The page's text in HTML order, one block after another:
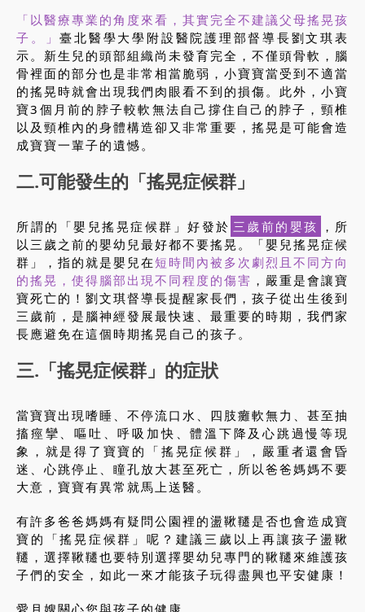
「以醫療專業的角度來看，其實完全不建議父母搖晃孩
子。」臺北醫學大學附設醫院護理部督導長劉文琪表
示。新生兒的頭部組織尚未發育完全，不僅頭骨軟，腦
骨裡面的部分也是非常相當脆弱，小寶寶當受到不適當
的搖晃時就會出現我們肉眼看不到的損傷。此外，小寶
寶3個月前的脖子較軟無法自己撐住自己的脖子，頸椎
以及頸椎內的身體構造卻又非常重要，搖晃是可能會造
成寶寶一輩子的遺憾。
二.可能發生的「搖晃症候群」
所謂的「嬰兒搖晃症候群」好發於 三歲前的嬰孩 ，所
以三歲之前的嬰幼兒最好都不要搖晃。「嬰兒搖晃症候
群」，指的就是嬰兒在短時間內被多次劇烈且不同方向
的搖晃，使得腦部出現不同程度的傷害 ，嚴重是會讓寶
寶死亡的！劉文琪督導長提醒家長們，孩子從出生後到
三歲前，是腦神經發展最快速、最重要的時期，我們家
長應避免在這個時期搖晃自己的孩子。
三.「搖晃症候群」的症狀
當寶寶出現嗜睡、不停流口水、四肢癱軟無力、甚至抽
搐痙攣、嘔吐、呼吸加快、體溫下降及心跳過慢等現
象，就是得了寶寶的「搖晃症候群」，嚴重者還會昏
迷、心跳停止、瞳孔放大甚至死亡，所以爸爸媽媽不要
大意，寶寶有異常就馬上送醫。
有許多爸爸媽媽有疑問公園裡的盪鞦韆是否也會造成寶
寶的「搖晃症候群」呢？建議三歲以上再讓孩子盪鞦
韆，選擇鞦韆也要特別選擇嬰幼兒專門的鞦韆來維護孩
子們的安全，如此一來才能孩子玩得盡興也平安健康！
愛月嫂關心您與孩子的健康